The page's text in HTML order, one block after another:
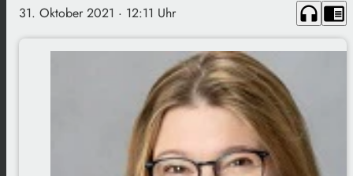
31. Oktober 2021 · 12:11 Uhr headphones chrome_reader_mode